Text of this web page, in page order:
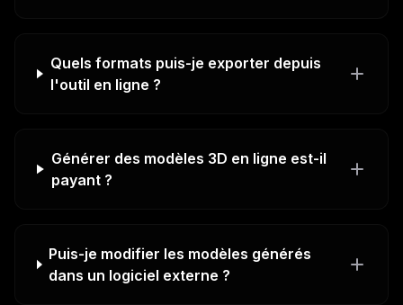
Quels formats puis-je exporter depuis
l'outil en ligne ?
Générer des modèles 3D en ligne est-il
payant ?
Puis-je modifier les modèles générés
dans un logiciel externe ?